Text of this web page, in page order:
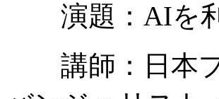
演題： AIを
講師：日本プ